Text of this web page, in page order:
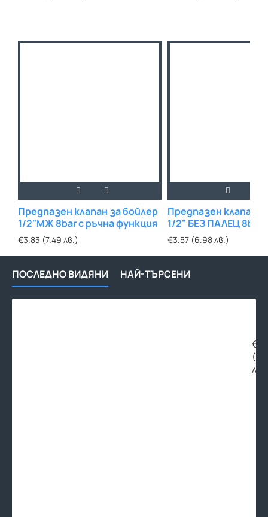
Предпазен клапан за бойлер
1/2"МЖ 8bar с ръчна функция
€3.83 (7.49 лв.)
Предпазен клапан
1/2" БЕЗ ПАЛЕЦ 8bar
€3.57 (6.98 лв.)
ПОСЛЕДНО ВИДЯНИ НАЙ-ТЪРСЕНИ
OR
лв.)